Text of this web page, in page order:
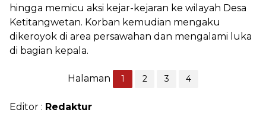
hingga memicu aksi kejar-kejaran ke wilayah Desa
Ketitangwetan. Korban kemudian mengaku
dikeroyok di area persawahan dan mengalami luka
di bagian kepala.
Halaman 1 2 3 4
Editor : Redaktur